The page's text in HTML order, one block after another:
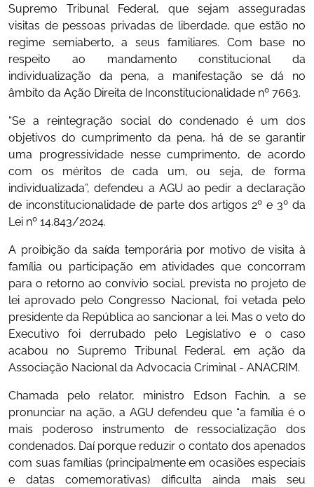
Supremo Tribunal Federal, que sejam asseguradas
visitas de pessoas privadas de liberdade, que estão no
regime semiaberto, a seus familiares. Com base no
respeito ao mandamento constitucional da
individualização da pena, a manifestação se dá no
âmbito da Ação Direita de Inconstitucionalidade nº 7663.
“Se a reintegração social do condenado é um dos
objetivos do cumprimento da pena, há de se garantir
uma progressividade nesse cumprimento, de acordo
com os méritos de cada um, ou seja, de forma
individualizada”, defendeu a AGU ao pedir a declaração
de inconstitucionalidade de parte dos artigos 2º e 3º da
Lei nº 14.843/2024.
A proibição da saída temporária por motivo de visita à
família ou participação em atividades que concorram
para o retorno ao convívio social, prevista no projeto de
lei aprovado pelo Congresso Nacional, foi vetada pelo
presidente da República ao sancionar a lei. Mas o veto do
Executivo foi derrubado pelo Legislativo e o caso
acabou no Supremo Tribunal Federal, em ação da
Associação Nacional da Advocacia Criminal - ANACRIM.
Chamada pelo relator, ministro Edson Fachin, a se
pronunciar na ação, a AGU defendeu que “a família é o
mais poderoso instrumento de ressocialização dos
condenados. Daí porque reduzir o contato dos apenados
com suas famílias (principalmente em ocasiões especiais
e datas comemorativas) dificulta ainda mais seu